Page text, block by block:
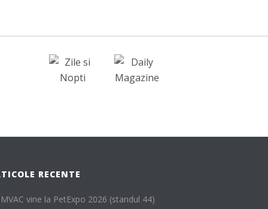
RECENTE
vine la PetExpo 2026 (standul 44)